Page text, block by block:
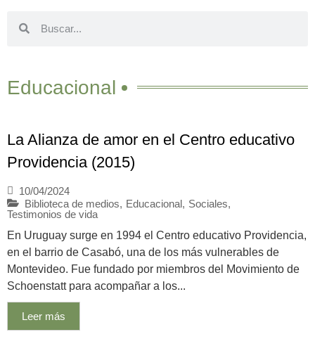
Educacional
La Alianza de amor en el Centro educativo
Providencia (2015)
10/04/2024
Biblioteca de medios, Educacional, Sociales,
Testimonios de vida
En Uruguay surge en 1994 el Centro educativo Providencia,
en el barrio de Casabó, una de los más vulnerables de
Montevideo. Fue fundado por miembros del Movimiento de
Schoenstatt para acompañar a los...
Leer más